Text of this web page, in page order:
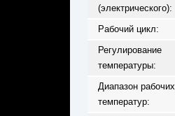
(электрического):
Рабочий цикл:
Регулирование
температуры:
Диапазон рабочих
температур: